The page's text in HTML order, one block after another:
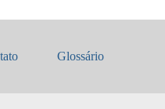
Glossário